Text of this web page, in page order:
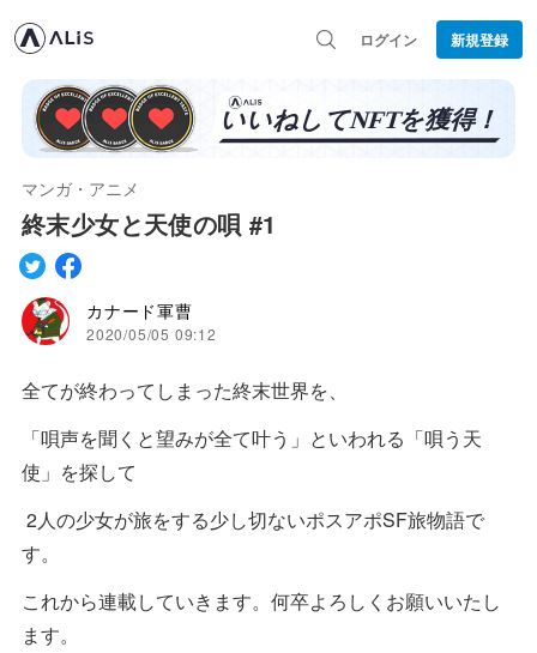
ログイン 新規登録
マンガ・アニメ
終末少女と天使の唄 #1
カナード軍曹
2020/05/05 09:12
全てが終わってしまった終末世界を、
「唄声を聞くと望みが全て叶う」といわれる「唄う天
使」を探して
2人の少女が旅をする少し切ないポスアポSF旅物語で
す。
これから連載していきます。何卒よろしくお願いいたし
ます。